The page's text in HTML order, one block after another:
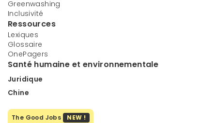
Greenwashing
Inclusivité
Ressources
Lexiques
Glossaire
OnePagers
Santé humaine et environnementale
Juridique
Chine
The Good Jobs NEW !